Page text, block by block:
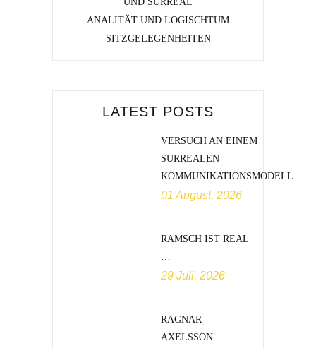
ANALITÄT UND LOGISCHTUM
SITZGELEGENHEITEN
LATEST POSTS
VERSUCH AN EINEM
SURREALEN
KOMMUNIKATIONSMODELL
01 August, 2026
RAMSCH IST REAL
29 Juli, 2026
RAGNAR
AXELSSON